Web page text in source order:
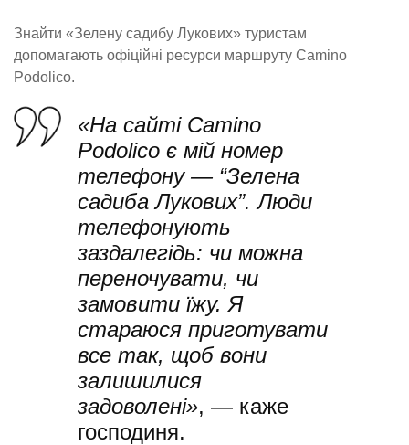
Знайти «Зелену садибу Лукових» туристам
допомагають офіційні ресурси маршруту Camino
Podolico.
«На сайті Camino
Podolico є мій номер
телефону — “Зелена
садиба Лукових”. Люди
телефонують
заздалегідь: чи можна
переночувати, чи
замовити їжу. Я
стараюся приготувати
все так, щоб вони
залишилися
задоволені», — каже
господиня.